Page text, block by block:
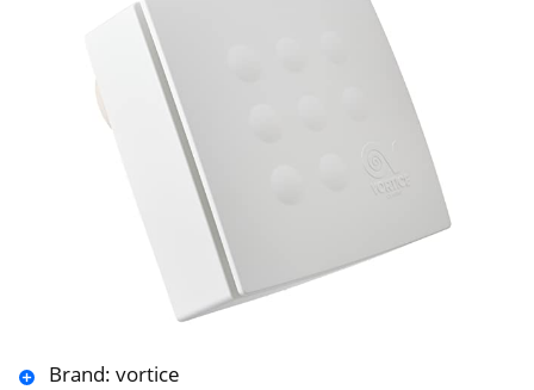
Brand: vortice